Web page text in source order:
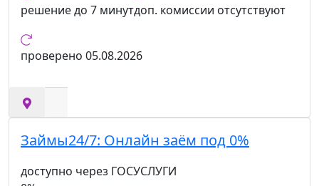
решениедо 7 минутдоп. комиссии отсутствуют
проверено 05.08.2026
Займы24/7: Онлайн заём под 0%
доступно через ГОСУСЛУГИ